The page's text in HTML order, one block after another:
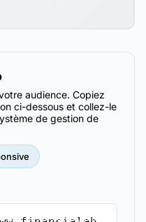
audience. Copiez
ci-dessous et collez-le
de gestion de
le code d'intégration